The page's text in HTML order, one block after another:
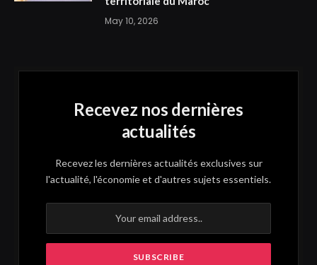
May 10, 2026
Recevez nos dernières
actualités
Recevez les dernières actualités exclusives sur
l'actualité, l'économie et d'autres sujets essentiels.